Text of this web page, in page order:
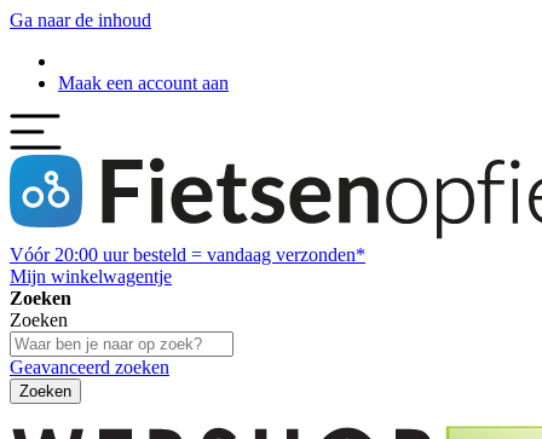
Ga naar de inhoud
Maak een account aan
Vóór 20:00 uur besteld = vandaag verzonden*
Mijn winkelwagentje
Zoeken
Zoeken
Geavanceerd zoeken
Zoeken